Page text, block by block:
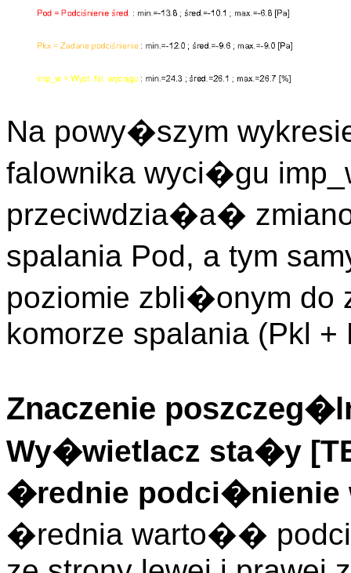
Na powy�szym
falownika wyci�gu
przeciwdzia�a�
spalania Pod, a tym
poziomie zbli�onym do
komorze spalania (Pkl +
Znaczenie
Wy�wietlacz sta�y
�rednie podci�nienie
�rednia warto��